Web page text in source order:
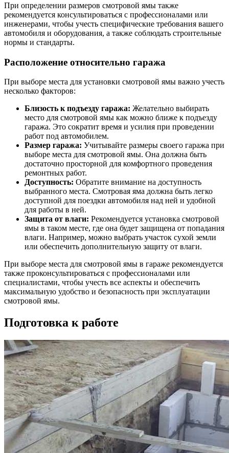
При определении размеров смотровой ямы также
рекомендуется консультироваться с профессионалами или
инженерами, чтобы учесть специфические требования вашего
автомобиля и оборудования, а также соблюдать строительные
нормы и стандарты.
Расположение относительно гаража
При выборе места для установки смотровой ямы важно учесть
несколько факторов:
Близость к подъезду гаража: Желательно выбирать
место для смотровой ямы как можно ближе к подъезду
гаража. Это сократит время и усилия при проведении
работ под автомобилем.
Размер гаража: Учитывайте размеры своего гаража при
выборе места для смотровой ямы. Она должна быть
достаточно просторной для комфортного проведения
ремонтных работ.
Доступность: Обратите внимание на доступность
выбранного места. Смотровая яма должна быть легко
доступной для поездки автомобиля над ней и удобной
для работы в ней.
Защита от влаги: Рекомендуется установка смотровой
ямы в таком месте, где она будет защищена от попадания
влаги. Например, можно выбрать участок сухой земли
или обеспечить дополнительную защиту от влаги.
При выборе места для смотровой ямы в гараже рекомендуется
также проконсультироваться с профессионалами или
специалистами, чтобы учесть все аспекты и обеспечить
максимальную удобство и безопасность при эксплуатации
смотровой ямы.
Подготовка к работе